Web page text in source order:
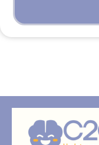
réalité virtuelle
situations qu’il